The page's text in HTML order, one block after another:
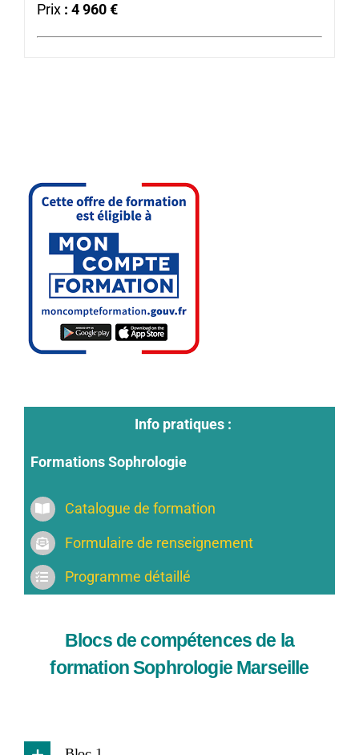
Prix : 4 960 €
Info pratiques :
Formations Sophrologie
Catalogue de formation
Formulaire de renseignement
Programme détaillé
Blocs de compétences de la
formation Sophrologie Marseille